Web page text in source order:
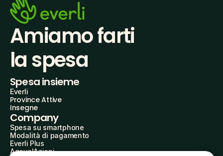
Amiamo farti
la spesa
Spesa insieme
Everli
Province Attive
Insegne
Company
Spesa su smartphone
Modalità di pagamento
Everli Plus
AgevolAzioni